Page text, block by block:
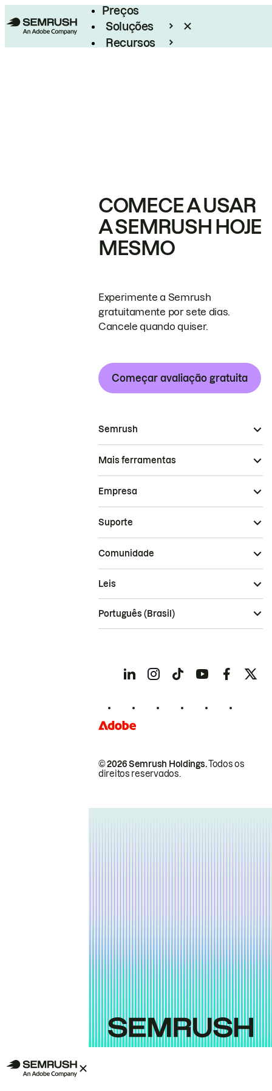
Preços
Soluções
Recursos
COMECE A USAR
A SEMRUSH HOJE
MESMO
Experimente a Semrush
gratuitamente por sete dias.
Cancele quando quiser.
Começar avaliação gratuita
Semrush
Mais ferramentas
Empresa
Suporte
Comunidade
© 2026 Semrush Holdings.Todos os
direitos reservados.
Leis
Português (Brasil)